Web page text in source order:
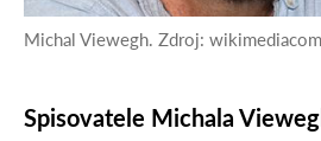
Michal Viewegh. Zdroj:
Spisovatele Michala